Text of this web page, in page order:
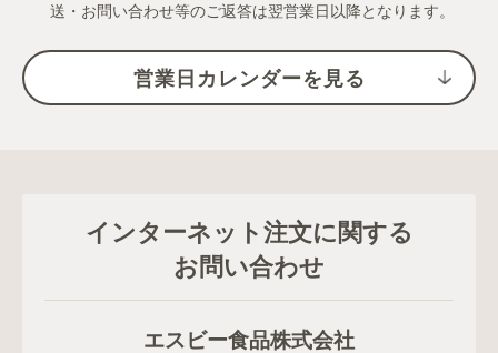
送・お問い合わせ等のご返答は翌営業日以降となります。
営業日カレンダーを見る
インターネット注文に関する
お問い合わせ
エスビー食品株式会社